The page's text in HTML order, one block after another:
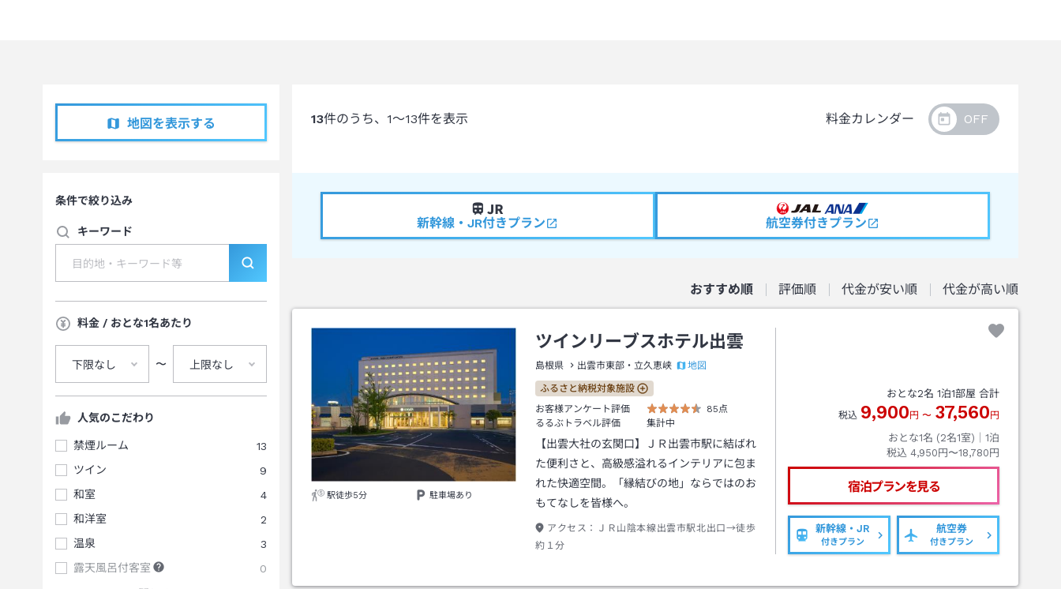
地図を表示する
条件で絞り込み
キーワード
料金 / おとな1名あたり
下限なし 〜 上限なし
人気のこだわり
禁煙ルーム
13
ツイン
9
和室
4
和洋室
2
温泉
3
露天風呂付客室
0
13件のうち、 1～13件を表示 料金カレンダー
新幹線・JR付きプラン 航空券付きプラン
おすすめ順 評価順 代金が安い順 代金が高い順
駅徒歩5分 駐車場あり
ツインリーブスホテル出雲
島根県 出雲市東部・立久恵峡 地図
ふるさと納税対象施設
お客様アンケート評価
85点
るるぶトラベル評価
集計中
【出雲大社の玄関口】ＪＲ出雲市駅に結ばれ
た便利さと、高級感溢れるインテリアに包ま
れた快適空間。「縁結びの地」ならではのお
もてなしを皆様へ。
アクセス：
ＪＲ山陰本線出雲市駅北出口→徒歩
約１分
おとな2名 1泊1部屋 合計
税込 9,900 円 〜 37,560 円
おとな1名 (2名1室)｜ 1泊
税込 4,950円〜18,780円
宿泊プランを見る
新幹線・JR
付きプラン
航空券
付きプラン